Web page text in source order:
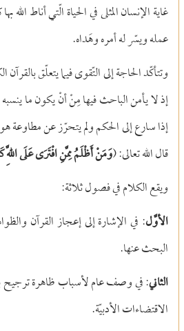
غاية الإنسان المثلى في الحياة الّتي أناط الله
عمله ويسّر له أمره وهَداه.
وتتأكّد الحاجة إلى التّقوى فيما يتعلّق
إذ لا يأمن الباحث فيها مِنْ أنْ يكون ما ينسبه
إذا سارع إلى الحكم ولم يتحرّز عن مطاوعة
قال الله تعالى: (وَمَنْ أَظْلَمُ مِمَّنِ افْتَرَى عَلَى اللَّهِ
ويقع الكلام في فصول ثلاثة:
الأوَّل: في الإشارة إلى إعجاز القرآن
البحث عنها.
الثاني: في وصف عام لأسباب ظاهرة
الاقتضاءات الأدبيّة.